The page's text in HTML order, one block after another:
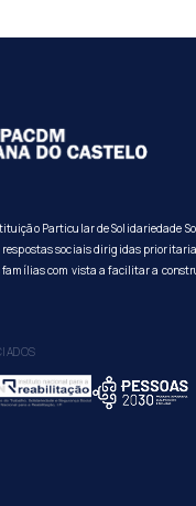
Particular de Solidariedade
sociais dirigidas
famílias com vista a facilitar a